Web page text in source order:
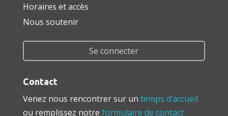
Horaires et accès
Nous soutenir
Se connecter
Contact
Venez nous rencontrer sur un temps d’accueil
ou remplissez notre formulaire de contact